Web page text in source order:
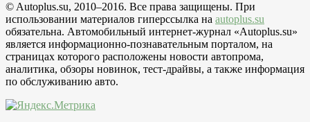
© Autoplus.su, 2010–2016. Все права защищены. При
использовании материалов гиперссылка на autoplus.su
обязательна. Автомобильный интернет-журнал «Autoplus.su»
является информационно-познавательным порталом, на
страницах которого расположены новости автопрома,
аналитика, обзоры новинок, тест-драйвы, а также информация
по обслуживанию авто.